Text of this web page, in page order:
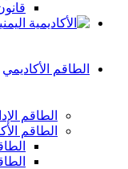
الطاقم الأكاديمي
الطاقم
الطاقم